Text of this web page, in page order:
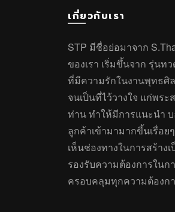
เกี่ยวกับเรา
STP มีชื่อย่อมาจาก
ของเรา เริ่มขึ้นจาก รุ่นท
ที่มีความรักในงานพุทธศิ
จนเป็นที่ไว้วางใจ แก่พร
ท่าน ทำให้มีการแนะนำ
ลูกค้าเข้ามามากขึ้นเรื่อย
เห็นช่องทางในการสร้าง
รองรับความต้องการในก
ครอบคลุมทุกความต้องก